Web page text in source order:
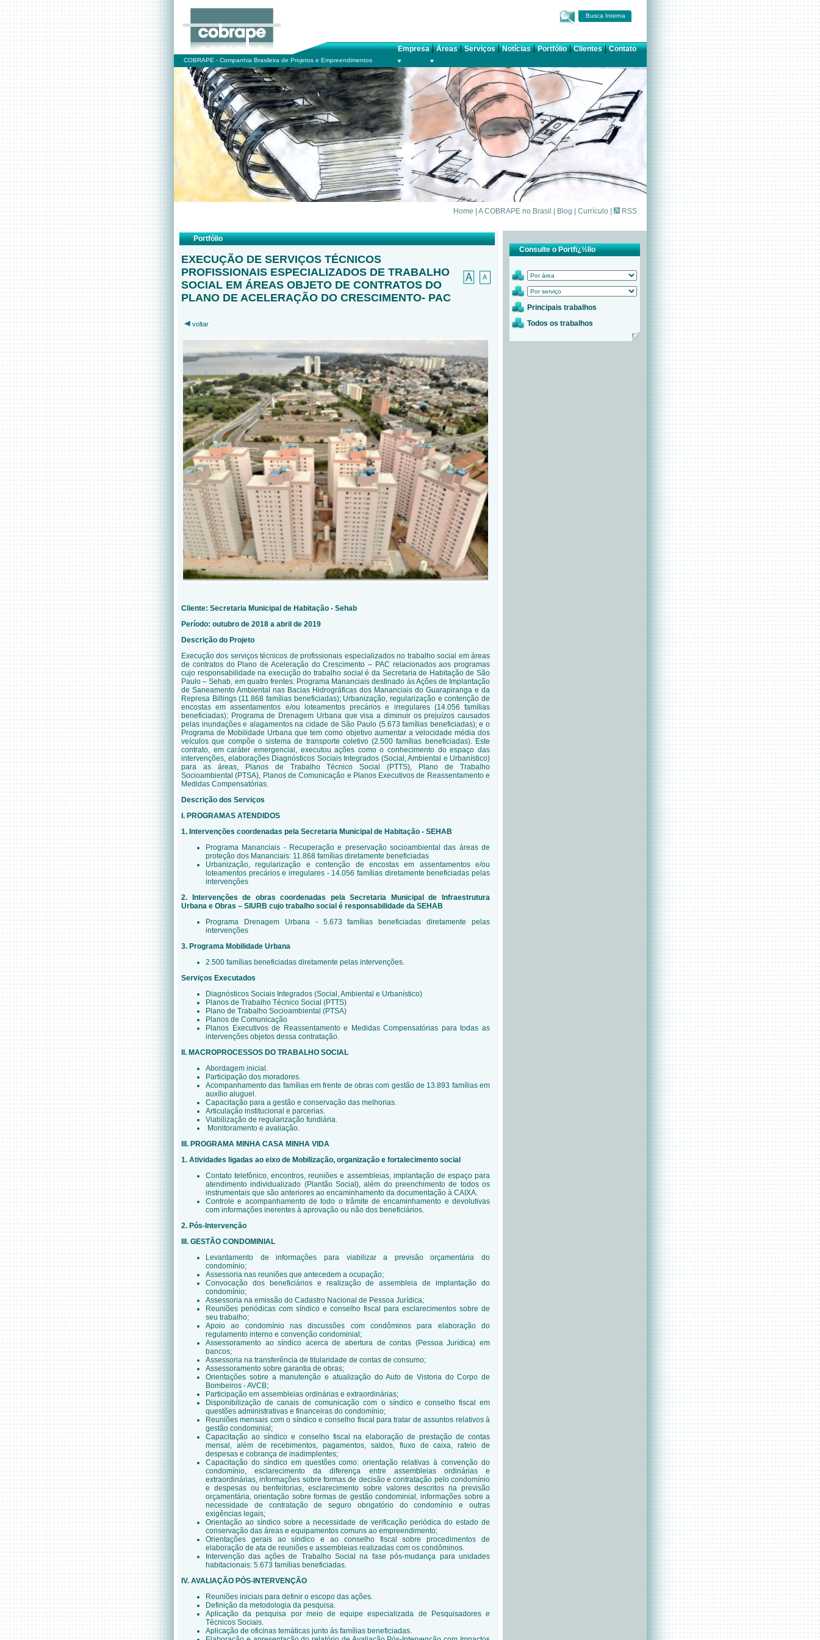
Busca Interna
Empresa|Áreas|Serviços|Notícias|Portfólio|Clientes|Contato
COBRAPE - Companhia Brasileira de Projetos e Empreendimentos
Home A COBRAPE no Brasil Blog Currículo RSS
Portfólio
EXECUÇÃO DE SERVIÇOS TÉCNICOS
PROFISSIONAIS ESPECIALIZADOS DE TRABALHO
SOCIAL EM ÁREAS OBJETO DE CONTRATOS DO
PLANO DE ACELERAÇÃO DO CRESCIMENTO- PAC
voltar
Cliente: Secretaria Municipal de Habitação - Sehab
Período: outubro de 2018 a abril de 2019
Descrição do Projeto
Execução dos serviços técnicos de profissionais especializados no trabalho social em áreas
de contratos do Plano de Aceleração do Crescimento – PAC relacionados aos programas
cujo responsabilidade na execução do trabalho social é da Secretaria de Habitação de São
Paulo – Sehab, em quatro frentes: Programa Mananciais destinado às Ações de Implantação
de Saneamento Ambiental nas Bacias Hidrográficas dos Mananciais do Guarapiranga e da
Represa Billings (11.868 famílias beneficiadas); Urbanização, regularização e contenção de
encostas em assentamentos e/ou loteamentos precários e irregulares (14.056 famílias
beneficiadas); Programa de Drenagem Urbana que visa a diminuir os prejuízos causados
pelas inundações e alagamentos na cidade de São Paulo (5.673 famílias beneficiadas); e o
Programa de Mobilidade Urbana que tem como objetivo aumentar a velocidade média dos
veículos que compõe o sistema de transporte coletivo (2.500 famílias beneficiadas). Este
contrato, em caráter emergencial, executou ações como o conhecimento do espaço das
intervenções, elaborações Diagnósticos Sociais Integrados (Social, Ambiental e Urbanístico)
para as áreas, Planos de Trabalho Técnico Social (PTTS), Plano de Trabalho
Socioambiental (PTSA), Planos de Comunicação e Planos Executivos de Reassentamento e
Medidas Compensatórias.
Descrição dos Serviços
I. PROGRAMAS ATENDIDOS
1. Intervenções coordenadas pela Secretaria Municipal de Habitação - SEHAB
Programa Mananciais - Recuperação e preservação socioambiental das áreas de
proteção dos Mananciais: 11.868 famílias diretamente beneficiadas
Urbanização, regularização e contenção de encostas em assentamentos e/ou
loteamentos precários e irregulares - 14.056 famílias diretamente beneficiadas pelas
intervenções
2. Intervenções de obras coordenadas pela Secretaria Municipal de Infraestrutura
Urbana e Obras – SIURB cujo trabalho social é responsabilidade da SEHAB
Programa Drenagem Urbana - 5.673 famílias beneficiadas diretamente pelas
intervenções
3. Programa Mobilidade Urbana
2.500 famílias beneficiadas diretamente pelas intervenções.
Serviços Executados
Diagnósticos Sociais Integrados (Social, Ambiental e Urbanístico)
Planos de Trabalho Técnico Social (PTTS)
Plano de Trabalho Socioambiental (PTSA)
Planos de Comunicação
Planos Executivos de Reassentamento e Medidas Compensatórias para todas as
intervenções objetos dessa contratação.
II. MACROPROCESSOS DO TRABALHO SOCIAL
Abordagem inicial.
Participação dos moradores.
Acompanhamento das famílias em frente de obras com gestão de 13.893 famílias em
auxílio aluguel.
Capacitação para a gestão e conservação das melhorias.
Articulação institucional e parcerias.
Viabilização de regularização fundiária.
Monitoramento e avaliação.
III. PROGRAMA MINHA CASA MINHA VIDA
1. Atividades ligadas ao eixo de Mobilização, organização e fortalecimento social
Contato telefônico, encontros, reuniões e assembleias, implantação de espaço para
atendimento individualizado (Plantão Social), além do preenchimento de todos os
instrumentais que são anteriores ao encaminhamento da documentação à CAIXA.
Controle e acompanhamento de todo o trâmite de encaminhamento e devolutivas
com informações inerentes à aprovação ou não dos beneficiários.
2. Pós-Intervenção
III. GESTÃO CONDOMINIAL
Levantamento de informações para viabilizar a previsão orçamentária do
condomínio;
Assessoria nas reuniões que antecedem a ocupação;
Convocação dos beneficiários e realização de assembleia de implantação do
condomínio;
Assessoria na emissão do Cadastro Nacional de Pessoa Jurídica;
Reuniões periódicas com síndico e conselho fiscal para esclarecimentos sobre de
seu trabalho;
Apoio ao condomínio nas discussões com condôminos para elaboração do
regulamento interno e convenção condominial;
Assessoramento ao síndico acerca de abertura de contas (Pessoa Jurídica) em
bancos;
Assessoria na transferência de titularidade de contas de consumo;
Assessoramento sobre garantia de obras;
Orientações sobre a manutenção e atualização do Auto de Vistoria do Corpo de
Bombeiros - AVCB;
Participação em assembleias ordinárias e extraordinárias;
Disponibilização de canais de comunicação com o síndico e conselho fiscal em
questões administrativas e financeiras do condomínio;
Reuniões mensais com o síndico e conselho fiscal para tratar de assuntos relativos à
gestão condominial;
Capacitação ao síndico e conselho fiscal na elaboração de prestação de contas
mensal, além de recebimentos, pagamentos, saldos, fluxo de caixa, rateio de
despesas e cobrança de inadimplentes;
Capacitação do síndico em questões como: orientação relativas à convenção do
condomínio, esclarecimento da diferença entre assembleias ordinárias e
extraordinárias, informações sobre formas de decisão e contratação pelo condomínio
e despesas ou benfeitorias, esclarecimento sobre valores descritos na previsão
orçamentária, orientação sobre formas de gestão condominial, informações sobre a
necessidade de contratação de seguro obrigatório do condomínio e outras
exigências legais;
Orientação ao síndico sobre a necessidade de verificação periódica do estado de
conservação das áreas e equipamentos comuns ao empreendimento;
Orientações gerais ao síndico e ao conselho fiscal sobre procedimentos de
elaboração de ata de reuniões e assembleias realizadas com os condôminos.
Intervenção das ações de Trabalho Social na fase pós-mudança para unidades
habitacionais: 5.673 famílias beneficiadas.
IV. AVALIAÇÃO PÓS-INTERVENÇÃO
Reuniões iniciais para definir o escopo das ações.
Definição da metodologia da pesquisa.
Aplicação da pesquisa por meio de equipe especializada de Pesquisadores e
Técnicos Sociais.
Aplicação de oficinas temáticas junto às famílias beneficiadas.
Consulte o Portfï¿½lio
Principais trabalhos
Todos os trabalhos